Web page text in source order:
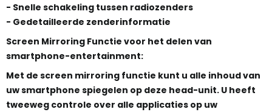
- Snelle schakeling tussen radiozenders
- Gedetailleerde zenderinformatie
Screen Mirroring Functie voor het delen van
smartphone-entertainment:
Met de screen mirroring functie kunt u alle inhoud van
uw smartphone spiegelen op deze head-unit. U heeft
tweeweg controle over alle applicaties op uw